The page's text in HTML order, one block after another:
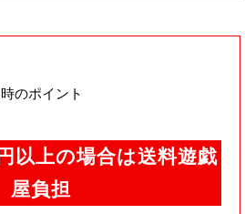
のポイント
以上の場合は送料遊戯
屋負担